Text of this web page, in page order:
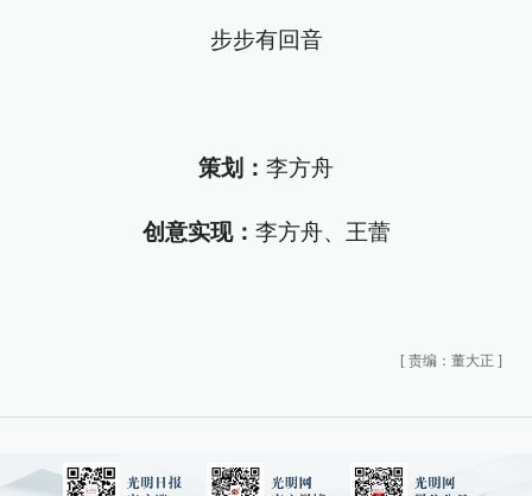
步步有回音
策划： 李方舟
创意实现： 李方舟、王蕾
[ 责编：董大正 ]